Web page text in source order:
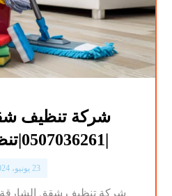
شركة تنظيف
23 يونيو، 2024